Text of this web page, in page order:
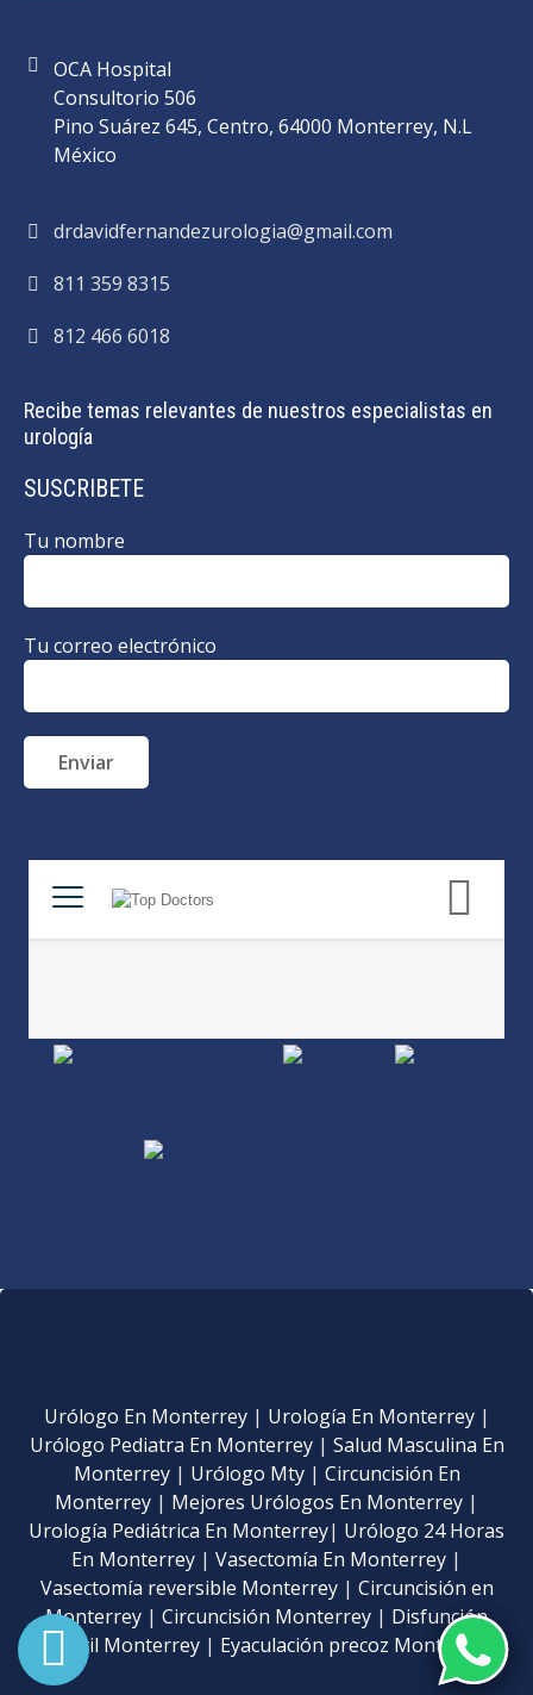
OCA Hospital
Consultorio 506
Pino Suárez 645, Centro, 64000 Monterrey, N.L
México
drdavidfernandezurologia@gmail.com
811 359 8315
812 466 6018
Recibe temas relevantes de nuestros especialistas en
urología
SUSCRIBETE
Tu nombre
Tu correo electrónico
Urólogo En Monterrey| Urología En Monterrey|
Urólogo Pediatra En Monterrey| Salud Masculina En
Monterrey| Urólogo Mty| Circuncisión En
Monterrey | Mejores Urólogos En Monterrey |
Urología Pediátrica En Monterrey| Urólogo 24 Horas
En Monterrey | Vasectomía En Monterrey |
Vasectomía reversible Monterrey| Circuncisión en
Monterrey | Circuncisión Monterrey | Disfunción
eréctil Monterrey| Eyaculación precoz Monterrey